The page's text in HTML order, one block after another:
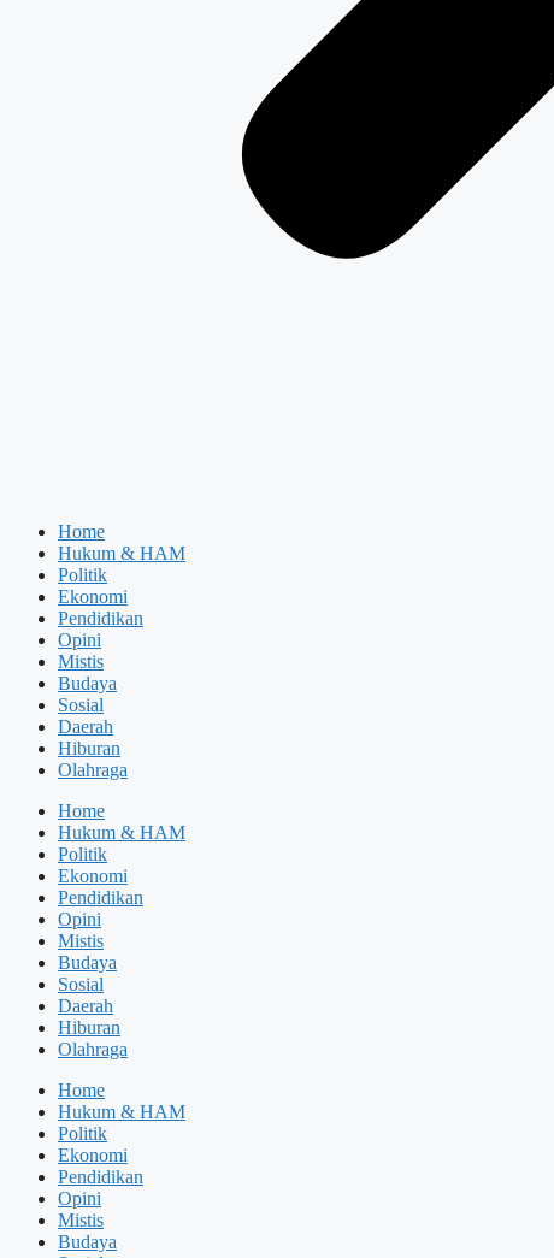
Home
Hukum & HAM
Politik
Ekonomi
Pendidikan
Opini
Mistis
Budaya
Sosial
Daerah
Hiburan
Olahraga
Home
Hukum & HAM
Politik
Ekonomi
Pendidikan
Opini
Mistis
Budaya
Sosial
Daerah
Hiburan
Olahraga
Home
Hukum & HAM
Politik
Ekonomi
Pendidikan
Opini
Mistis
Budaya